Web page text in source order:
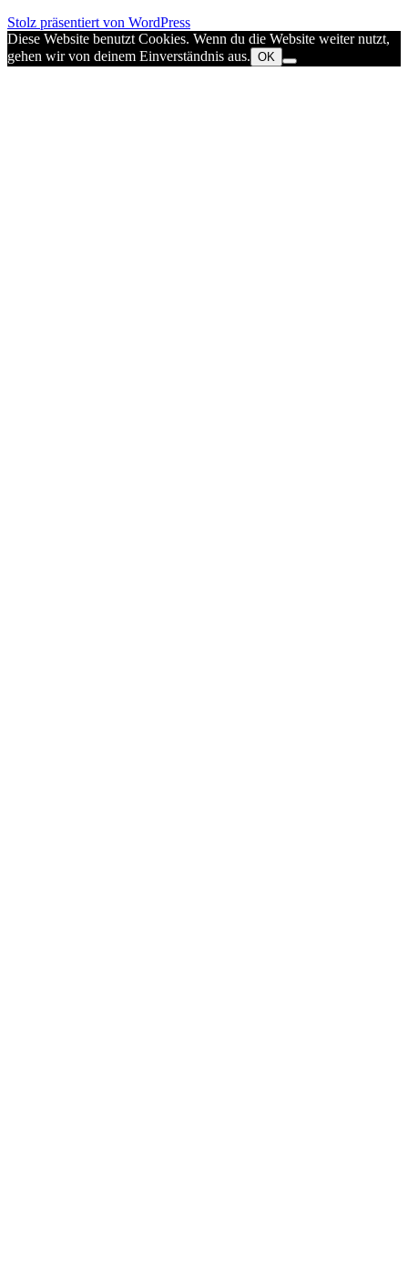
Stolz präsentiert von WordPress
Diese Website benutzt Cookies. Wenn du die Website weiter nutzt,
gehen wir von deinem Einverständnis aus. OK